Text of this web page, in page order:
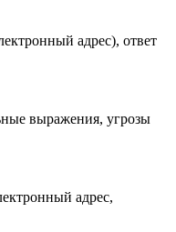
адрес), ответ
выражения, угрозы
адрес,